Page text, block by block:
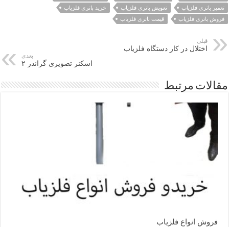
تعمیر باتری فلزیاب
تعویض باتری فلزیاب
خرید باتری فلزیاب
فروش باتری فلزیاب
قیمت باتری فلزیاب
قبلی
اختلال در کار دستگاه فلزیاب
بعدی
اسکنر تصویری گراندر ۲
مقالات مرتبط
فروش انواع فلزیاب